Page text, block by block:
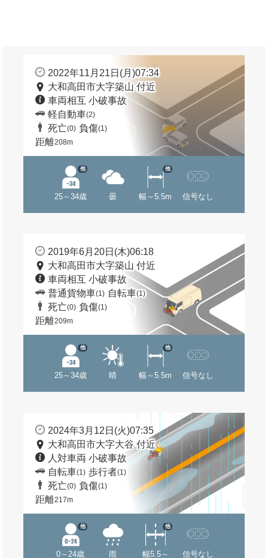
2022年11月21日(月)07:34
大和高田市大字築山 付近
車両相互 小破事故
軽自動車(2)
死亡(0) 負傷(1)
距離208m
25～34歳
他
曇 幅～5.5m
他
信号なし
2019年6月20日(木)06:18
大和高田市大字築山 付近
車両相互 小破事故
普通貨物車(1) 自転車(1)
死亡(0) 負傷(1)
距離209m
25～34歳
他
晴 幅～5.5m
他
信号なし
2024年3月12日(火)07:35
大和高田市大字大谷 付近
人対車両 小破事故
自転車(1) 歩行者(1)
死亡(0) 負傷(1)
距離217m
0～24歳
他
雨
幅5.5～
他
信号なし